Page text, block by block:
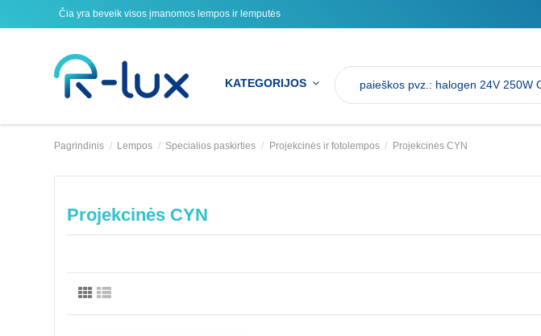
Čia yra beveik visos įmanomos lempos ir lemputės
KATEGORIJOS
Pagrindinis Lempos Specialios paskirties Projekcinės ir fotolempos Projekcinės CYN
Projekcinės CYN